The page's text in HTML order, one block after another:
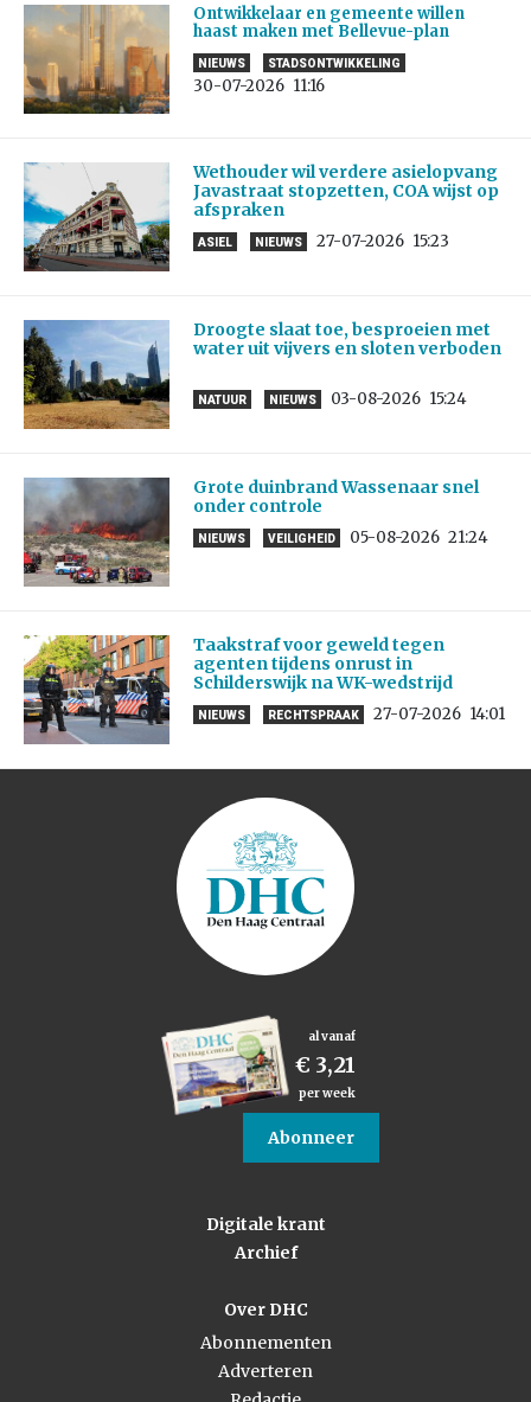
Ontwikkelaar en gemeente willen
haast maken met Bellevue-plan
NIEUWS STADSONTWIKKELING
30-07-2026 11:16
Wethouder wil verdere asielopvang
Javastraat stopzetten, COA wijst op
afspraken
ASIEL NIEUWS 27-07-2026 15:23
Droogte slaat toe, besproeien met
water uit vijvers en sloten verboden
NATUUR NIEUWS 03-08-2026 15:24
Grote duinbrand Wassenaar snel
onder controle
NIEUWS VEILIGHEID 05-08-2026 21:24
Taakstraf voor geweld tegen
agenten tijdens onrust in
Schilderswijk na WK-wedstrijd
NIEUWS RECHTSPRAAK 27-07-2026 14:01
al vanaf
€ 3,21
per week
Abonneer
Digitale krant
Archief
Over DHC
Abonnementen
Adverteren